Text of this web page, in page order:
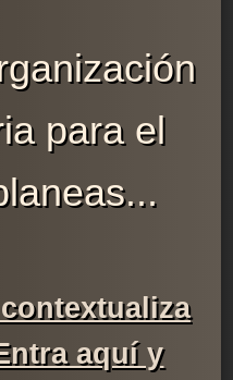
para el
aquí y